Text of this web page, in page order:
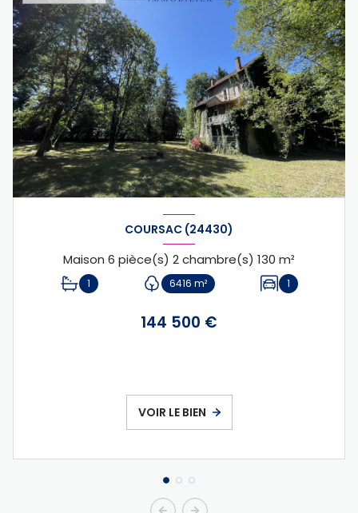
COURSAC (24430)
Maison 6 pièce(s) 2 chambre(s) 130 m²
1 6416 m² 1
144 500 €
VOIR LE BIEN